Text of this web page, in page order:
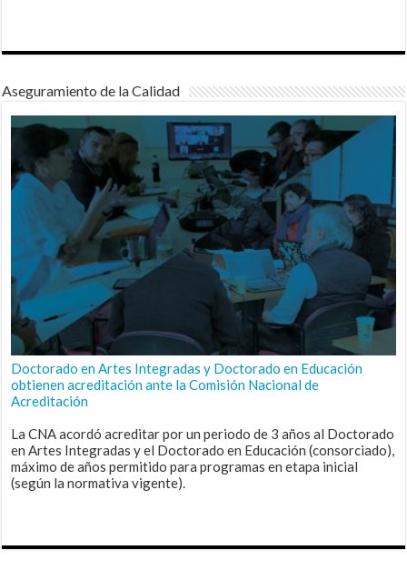
Aseguramiento de la Calidad
Doctorado en Artes Integradas y Doctorado en Educación
obtienen acreditación ante la Comisión Nacional de
Acreditación
La CNA acordó acreditar por un periodo de 3 años al Doctorado
en Artes Integradas y el Doctorado en Educación (consorciado),
máximo de años permitido para programas en etapa inicial
(según la normativa vigente).